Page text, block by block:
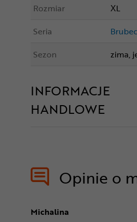
Rozmiar
XL
Seria
Sezon
zima,
INFORMACJE
HANDLOWE
Opinie o
Michalina